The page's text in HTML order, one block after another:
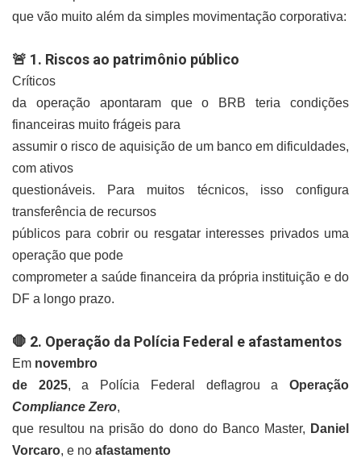
que vão muito além da simples movimentação corporativa:
🚨 1. Riscos ao patrimônio público
Críticos
da operação apontaram que o BRB teria condições
financeiras muito frágeis para
assumir o risco de aquisição de um banco em dificuldades,
com ativos
questionáveis. Para muitos técnicos, isso configura
transferência de recursos
públicos para cobrir ou resgatar interesses privados uma
operação que pode
comprometer a saúde financeira da própria instituição e do
DF a longo prazo.
🛑 2. Operação da Polícia Federal e afastamentos
Em novembro
de 2025, a Polícia Federal deflagrou aOperação
Compliance Zero,
que resultou na prisão do dono do Banco Master, Daniel
Vorcaro, e no afastamento